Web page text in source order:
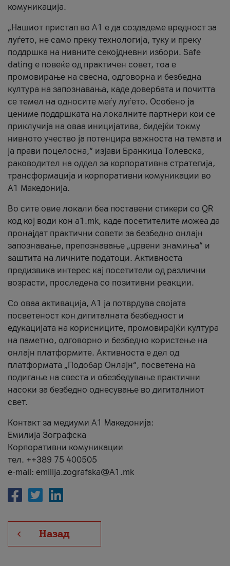
комуникација.
„Нашиот пристап во А1 е да создадеме вредност за
луѓето, не само преку технологија, туку и преку
поддршка на нивните секојдневни избори. Safe
dating е повеќе од практичен совет, тоа е
промовирање на свесна, одговорна и безбедна
култура на запознавања, каде довербата и почитта
се темел на односите меѓу луѓето. Особено ја
цениме поддршката на локалните партнери кои се
приклучија на оваа иницијатива, бидејќи токму
нивното учество ја потенцира важноста на темата и
ја прави поцелосна,“ изјави Бранкица Толевска,
раководител на оддел за корпоративна стратегија,
трансформација и корпоративни комуникации во
А1 Македонија.
Во сите овие локали беа поставени стикери со QR
код кој води кон a1.mk, каде посетителите можеа да
пронајдат практични совети за безбедно онлајн
запознавање, препознавање „црвени знамиња“ и
заштита на личните податоци. Активноста
предизвика интерес кај посетители од различни
возрасти, проследена со позитивни реакции.
Со оваа активација, А1 ја потврдува својата
посветеност кон дигиталната безбедност и
едукацијата на корисниците, промовирајќи култура
на паметно, одговорно и безбедно користење на
онлајн платформите. Активноста е дел од
платформата „Подобар Онлајн“, посветена на
подигање на свеста и обезбедување практични
насоки за безбедно однесување во дигиталниот
свет.
Контакт за медиуми А1 Македонија:
Емилија Зографска
Корпоративни комуникации
тел. ++389 75 400505
e-mail: emilija.zografska@A1.mk
Назад